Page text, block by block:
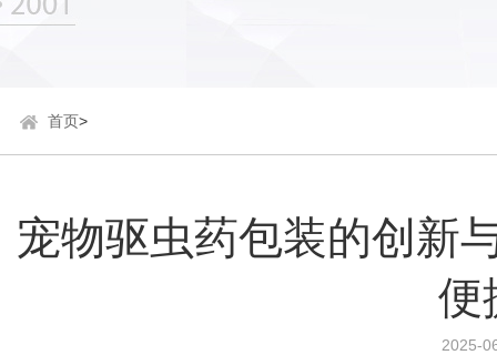
首页>
宠物驱虫药包装的创新
便
2025-